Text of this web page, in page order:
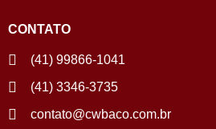
CONTATO
(41) 99866-1041
(41) 3346-3735
contato@cwbaco.com.br